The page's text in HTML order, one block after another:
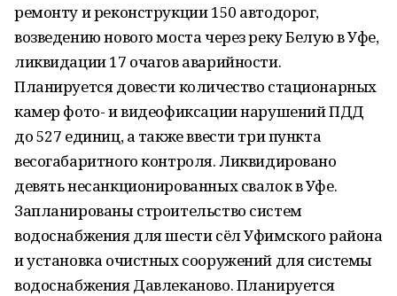
ремонту и реконструкции 150 автодорог,
возведению нового моста через реку Белую в Уфе,
ликвидации 17 очагов аварийности.
Планируется довести количество стационарных
камер фото- и видеофиксации нарушений ПДД
до 527 единиц, а также ввести три пункта
весогабаритного контроля. Ликвидировано
девять несанкционированных свалок в Уфе.
Запланированы строительство систем
водоснабжения для шести сёл Уфимского района
и установка очистных сооружений для системы
водоснабжения Давлеканово. Планируется